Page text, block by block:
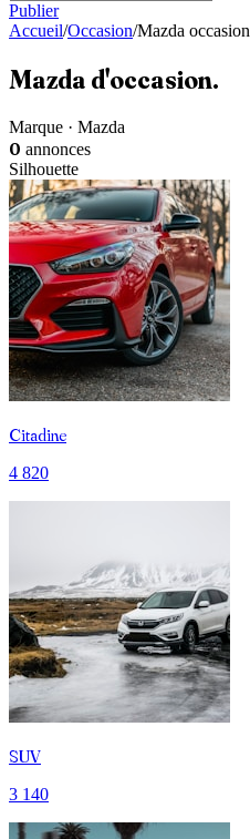
Publier
Accueil/Occasion/Mazda occasion
Mazda d'occasion.
Marque · Mazda
0 annonces
Silhouette
Citadine
4 820
SUV
3 140